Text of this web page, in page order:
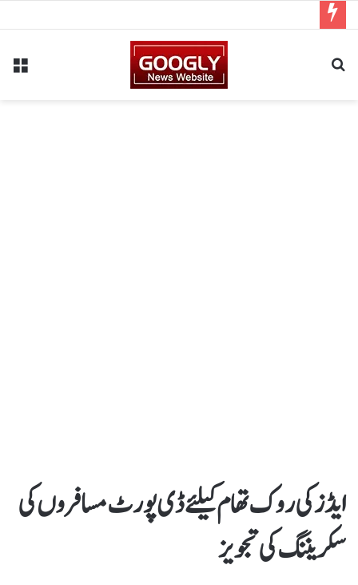
ایڈزکی روک تھام کیلئےڈی پورٹ مسافروں کی
سکریننگ کی تجویز